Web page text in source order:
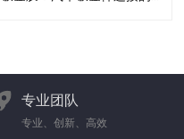
专业团队
专业、创新、高效